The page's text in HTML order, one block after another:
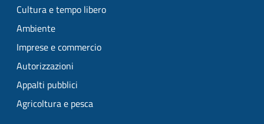
Cultura e tempo libero
Ambiente
Imprese e commercio
Autorizzazioni
Appalti pubblici
Agricoltura e pesca